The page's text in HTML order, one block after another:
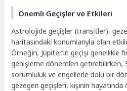
Önemli Geçişler ve Etkileri
Astrolojide geçişler (transitler),
haritasındaki konumlarıyla olan
Örneğin, Jüpiter’in geçişi genellikle
genişleme dönemleri getirebilirken,
sorumluluk ve engellerle dolu bir
gezegen geçişleri, kişinin